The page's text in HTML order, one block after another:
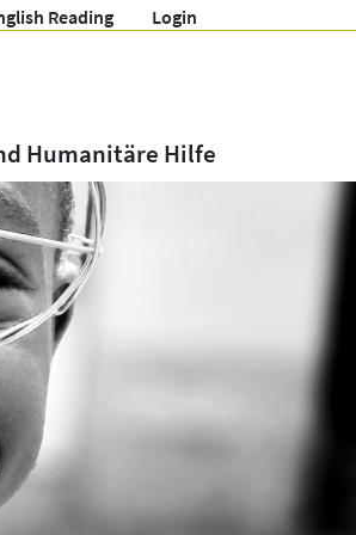
Reading Login
Humanitäre Hilfe